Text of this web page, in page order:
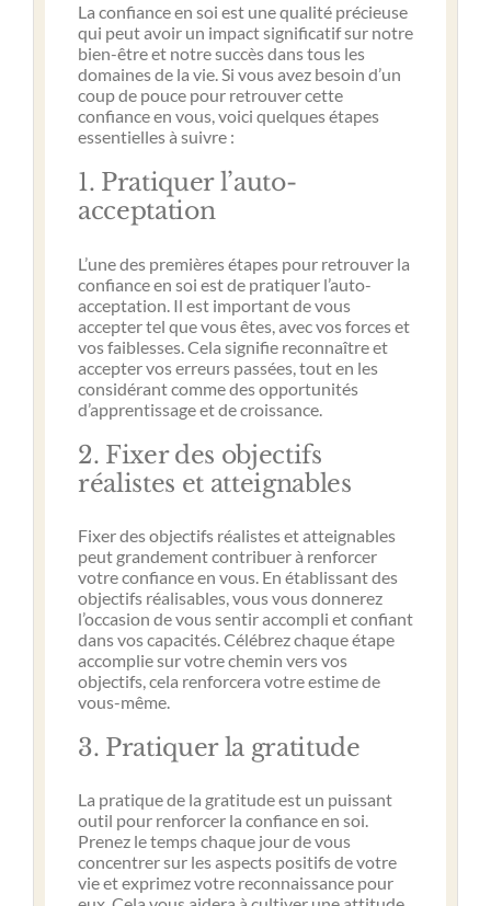
La confiance en soi est une qualité précieuse
qui peut avoir un impact significatif sur notre
bien-être et notre succès dans tous les
domaines de la vie. Si vous avez besoin d’un
coup de pouce pour retrouver cette
confiance en vous, voici quelques étapes
essentielles à suivre :
1. Pratiquer l’auto-
acceptation
L’une des premières étapes pour retrouver la
confiance en soi est de pratiquer l’auto-
acceptation. Il est important de vous
accepter tel que vous êtes, avec vos forces et
vos faiblesses. Cela signifie reconnaître et
accepter vos erreurs passées, tout en les
considérant comme des opportunités
d’apprentissage et de croissance.
2. Fixer des objectifs
réalistes et atteignables
Fixer des objectifs réalistes et atteignables
peut grandement contribuer à renforcer
votre confiance en vous. En établissant des
objectifs réalisables, vous vous donnerez
l’occasion de vous sentir accompli et confiant
dans vos capacités. Célébrez chaque étape
accomplie sur votre chemin vers vos
objectifs, cela renforcera votre estime de
vous-même.
3. Pratiquer la gratitude
La pratique de la gratitude est un puissant
outil pour renforcer la confiance en soi.
Prenez le temps chaque jour de vous
concentrer sur les aspects positifs de votre
vie et exprimez votre reconnaissance pour